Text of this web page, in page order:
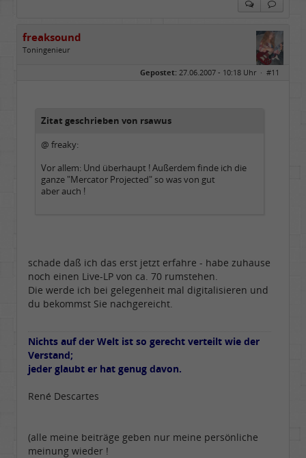
freaksound
Toningenieur
Gepostet: 27.06.2007 - 10:18 Uhr · #11
Zitat geschrieben von rsawus
@ freaky:
Vor allem: Und überhaupt ! Außerdem finde ich die
ganze "Mercator Projected" so was von gut
aber auch !
schade daß ich das erst jetzt erfahre - habe zuhause
noch einen Live-LP von ca. 70 rumstehen.
Die werde ich bei gelegenheit mal digitalisieren und
du bekommst Sie nachgereicht.
Nichts auf der Welt ist so gerecht verteilt wie der
Verstand;
jeder glaubt er hat genug davon.
René Descartes
(alle meine beiträge geben nur meine persönliche
meinung wieder !